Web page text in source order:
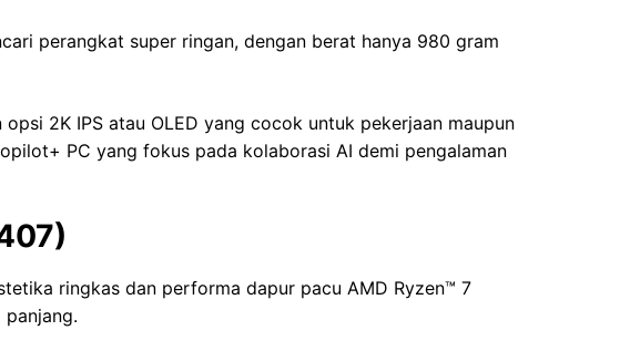
perangkat super ringan, dengan berat hanya 980 gram
2K IPS atau OLED yang cocok untuk pekerjaan maupun
PC yang fokus pada kolaborasi AI demi pengalaman
ringkas dan performa dapur pacu AMD Ryzen™️ 7